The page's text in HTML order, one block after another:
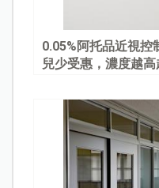
0.05%阿托品近視控
兒少受惠，濃度越高